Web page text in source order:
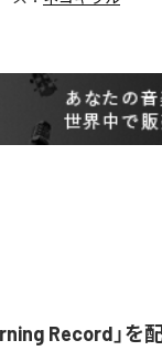
Record」を